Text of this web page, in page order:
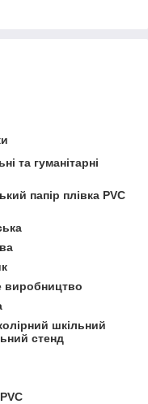
та гуманітарні
папір плівка PVC
виробництво
шкільний
стенд